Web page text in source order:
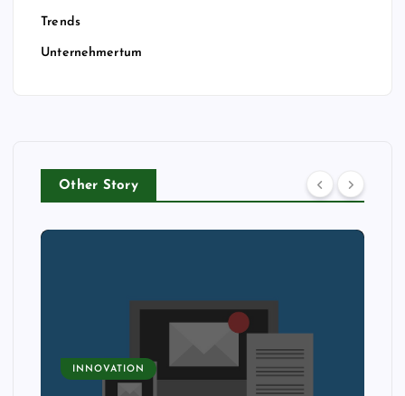
Trends
Unternehmertum
Other Story
INNOVATION